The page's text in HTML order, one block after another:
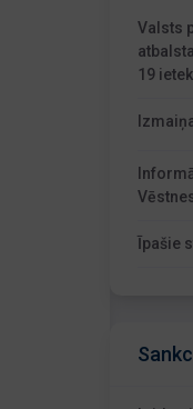
Valsts
19
Īpašie